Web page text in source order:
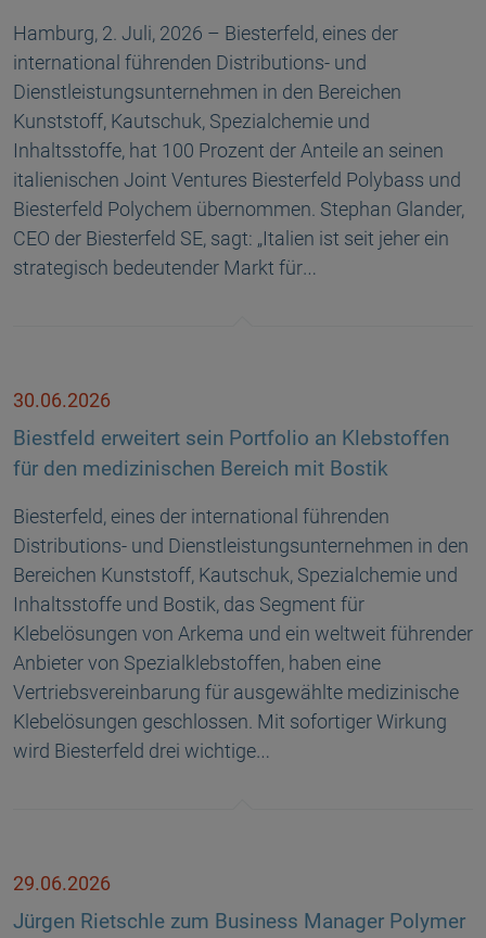
Hamburg, 2. Juli, 2026 – Biesterfeld, eines der
international führenden Distributions- und
Dienstleistungsunternehmen in den Bereichen
Kunststoff, Kautschuk, Spezialchemie und
Inhaltsstoffe, hat 100 Prozent der Anteile an seinen
italienischen Joint Ventures Biesterfeld Polybass und
Biesterfeld Polychem übernommen. Stephan Glander,
CEO der Biesterfeld SE, sagt: „Italien ist seit jeher ein
strategisch bedeutender Markt für…
30.06.2026
Biestfeld erweitert sein Portfolio an Klebstoffen
für den medizinischen Bereich mit Bostik
Biesterfeld, eines der international führenden
Distributions- und Dienstleistungsunternehmen in den
Bereichen Kunststoff, Kautschuk, Spezialchemie und
Inhaltsstoffe und Bostik, das Segment für
Klebelösungen von Arkema und ein weltweit führender
Anbieter von Spezialklebstoffen, haben eine
Vertriebsvereinbarung für ausgewählte medizinische
Klebelösungen geschlossen. Mit sofortiger Wirkung
wird Biesterfeld drei wichtige…
29.06.2026
Jürgen Rietschle zum Business Manager Polymer